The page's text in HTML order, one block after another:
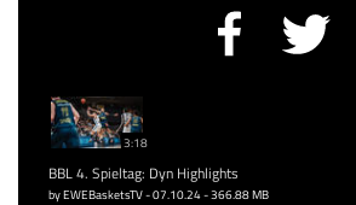
3:18
BBL 4. Spieltag: Dyn Highlights
by EWEBasketsTV - 07.10.24 - 366.88 MB